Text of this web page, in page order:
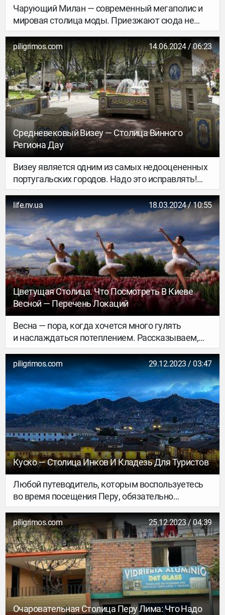
Чарующий Милан — современный мегаполис и
мировая столица моды. Приезжают сюда не
только ради отличного шопинга, но и чтобы
посмотреть на шедевры искусства, погулять по
застроенным эклектичными зданиями улицам и
насладиться особенной итальянской
атмосферой. Он выделяется среди других
городов страны своим энергичным ритмом и
сочетанием классики и современности.
Рассказываем, что нужно увидеть в Милане в
первую очередь.
piligrimos.com 14.06.2024 / 06:23
Средневековый Визеу — Столица Винного
Региона Дау
Визеу является одним из самых недооцененных
португальских городов. Надо это исправлять!
Дома из серого гранита и красивые храмы,
зеленые парки, цветы и фонтаны, рестораны и
торговые центры, спортивные площадки и даже
ледовый каток — Визеу не просто так получил
звание самого комфортного города для жизни.
life.nv.ua 18.03.2024 / 10:55
Цветущая Столица. Что Посмотреть В Киеве
Весной — Перечень Локаций
Весна — пора, когда хочется много гулять
и наслаждаться потеплением. Рассказываем,
где искать весну в Киеве и какие локации
действительно впечатляют.
piligrimos.com 29.12.2023 / 03:47
Куско — Столица Инков И Кладезь Для Туристов
Любой путеводитель, которым воспользуетесь
во время посещения Перу, обязательно
посоветует отправиться в главный
туристический город страны — Куско. И это
действительно будет хорошим пунктом в вашем
плане путешествия по стране.
piligrimos.com 25.12.2023 / 04:39
Очаровательная Столица Перу Лима: Что Надо